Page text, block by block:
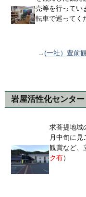
売等を行ってい
転車で巡ってく
→(一社）豊前
岩屋活性化センター
求菩提地域
月中旬に
観賞など、
ク有）